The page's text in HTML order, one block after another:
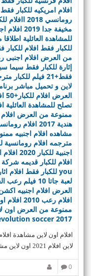
افلام اون لاين مشاهدة
لاين افلام 2021 اون لاين مشاهدة افلام 2021 افلام اون لين مشاهده...
0